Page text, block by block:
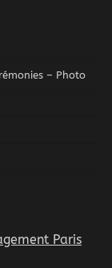
– Photo
Paris